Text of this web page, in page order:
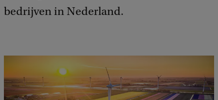
bedrijven in Nederland.